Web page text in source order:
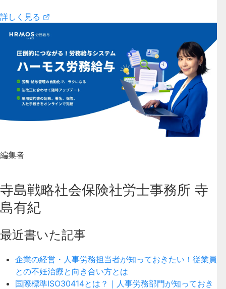
詳しく見る
編集者
寺島戦略社会保険社労士事務所 寺
島有紀
最近書いた記事
企業の経営・人事労務担当者が知っておきたい！従業員
との不妊治療と向き合い方とは
国際標準ISO30414とは？｜人事労務部門が知っておき